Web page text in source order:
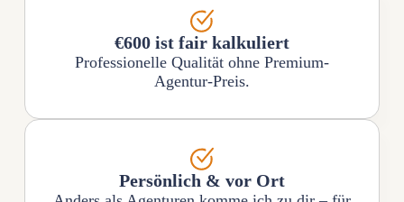
€600 ist fair kalkuliert
Professionelle Qualität ohne Premium-
Agentur-Preis.
Persönlich & vor Ort